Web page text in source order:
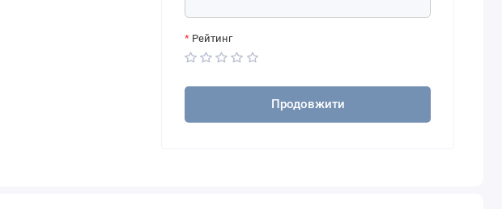
Рейтинг
Продовжити